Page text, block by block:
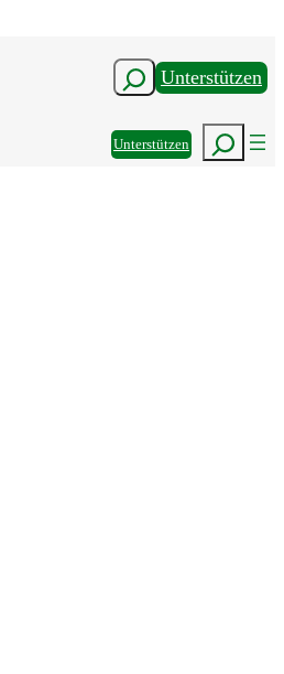
SuchenUnterstützen
UnterstützenSuchen